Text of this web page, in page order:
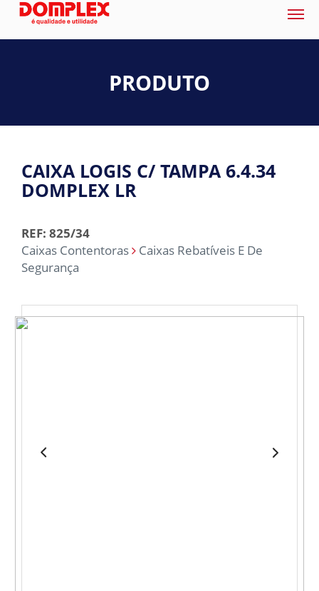
PRODUTO
CAIXA LOGIS C/ TAMPA 6.4.34
DOMPLEX LR
REF: 825/34
Caixas Contentoras
Caixas Rebatíveis E De
Segurança